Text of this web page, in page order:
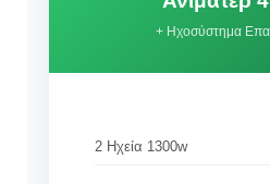
+ Ηχοσύστημα
2 Ηχεία 1300w